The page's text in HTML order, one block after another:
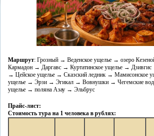
Маршрут: Грозный → Веденское ущелье → озеро
Кармадон → Даргавс → Куртатинское ущелье → Дзивгис
→ Цейское ущелье → Сказский ледник → Мамисонское
ущелье → Эрзи → Эгикал → Вовнушки → Чегемские
ущелье → поляна Азау → Эльбрус
Прайс-лист:
Стоимость тура на 1 человека в рублях: